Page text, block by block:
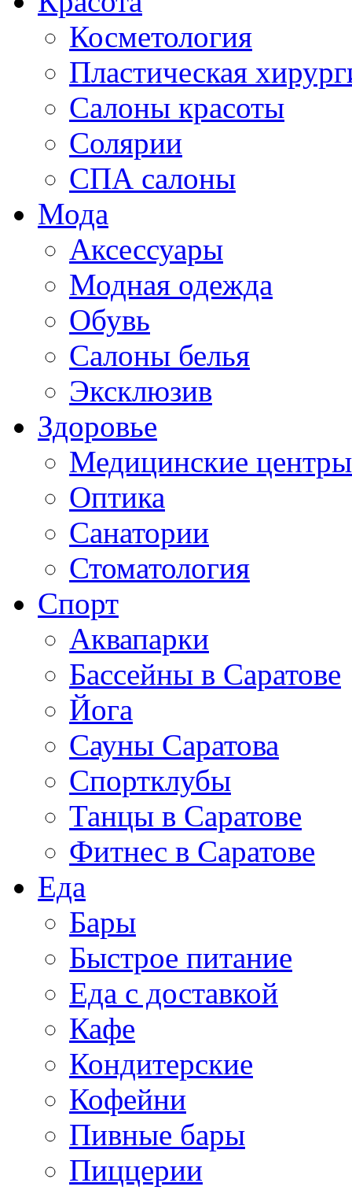
Косметология
Пластическая
Салоны красоты
Солярии
СПА салоны
Мода
Аксессуары
Модная одежда
Обувь
Салоны белья
Эксклюзив
Здоровье
Медицинские центры
Оптика
Санатории
Стоматология
Спорт
Аквапарки
Бассейны в Саратове
Йога
Сауны Саратова
Спортклубы
Танцы в Саратове
Фитнес в Саратове
Еда
Бары
Быстрое питание
Еда с доставкой
Кафе
Кондитерские
Кофейни
Пивные бары
Пиццерии